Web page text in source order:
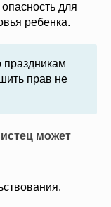
для
ребенка.
прав не
может